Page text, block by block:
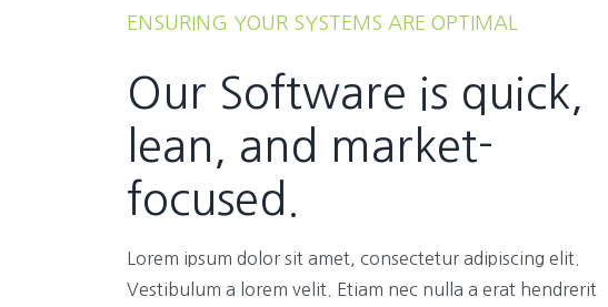
ENSURING YOUR SYSTEMS ARE OPTIMAL
Our Software is quick,
lean, and market-
focused.
Lorem ipsum dolor sit amet, consectetur adipiscing elit.
Vestibulum a lorem velit. Etiam nec nulla a erat hendrerit